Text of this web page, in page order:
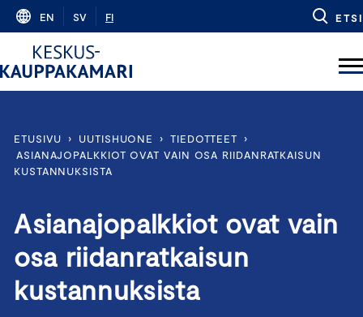
Skip
content
EN SV FI ETSI
ETUSIVU › UUTISHUONE › TIEDOTTEET
›
ASIANAJOPALKKIOT OVAT VAIN OSA RIIDANRATKAISUN
KUSTANNUKSISTA
Asianajopalkkiot ovat vain
osa riidanratkaisun
kustannuksista